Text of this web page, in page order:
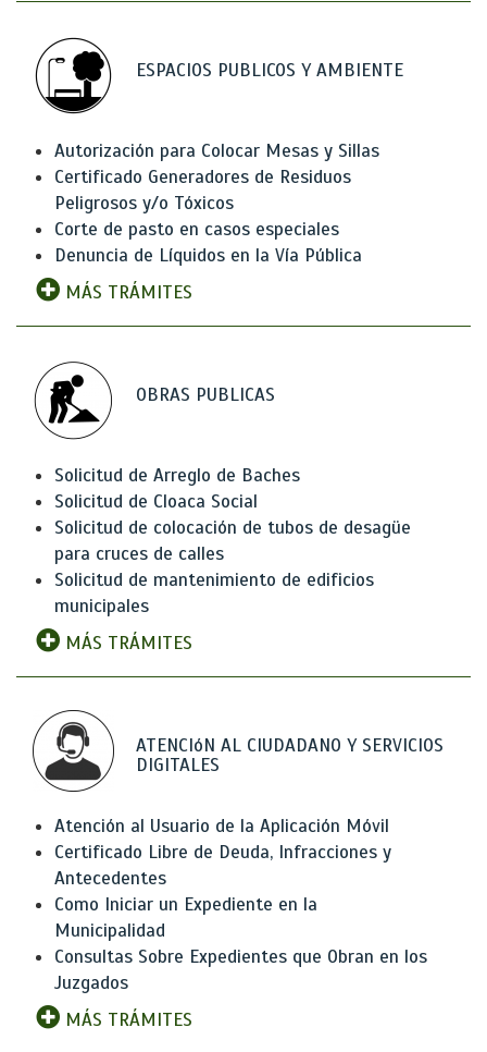
ESPACIOS PUBLICOS Y AMBIENTE
Autorización para Colocar Mesas y Sillas
Certificado Generadores de Residuos
Peligrosos y/o Tóxicos
Corte de pasto en casos especiales
Denuncia de Líquidos en la Vía Pública
MÁS TRÁMITES
OBRAS PUBLICAS
Solicitud de Arreglo de Baches
Solicitud de Cloaca Social
Solicitud de colocación de tubos de desagüe
para cruces de calles
Solicitud de mantenimiento de edificios
municipales
MÁS TRÁMITES
ATENCIóN AL CIUDADANO Y SERVICIOS
DIGITALES
Atención al Usuario de la Aplicación Móvil
Certificado Libre de Deuda, Infracciones y
Antecedentes
Como Iniciar un Expediente en la
Municipalidad
Consultas Sobre Expedientes que Obran en los
Juzgados
MÁS TRÁMITES